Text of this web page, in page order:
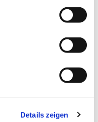
Details zeigen